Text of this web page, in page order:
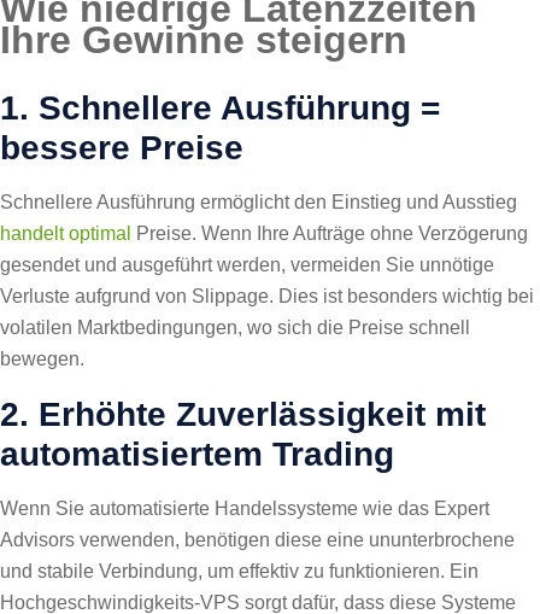
Wie niedrige Latenzzeiten
Ihre Gewinne steigern
1. Schnellere Ausführung =
bessere Preise
Schnellere Ausführung ermöglicht den Einstieg und Ausstieg
handelt optimal
Preise. Wenn Ihre Aufträge ohne Verzögerung
gesendet und ausgeführt werden, vermeiden Sie unnötige
Verluste aufgrund von Slippage. Dies ist besonders wichtig bei
volatilen Marktbedingungen, wo sich die Preise schnell
bewegen.
2. Erhöhte Zuverlässigkeit mit
automatisiertem Trading
Wenn Sie automatisierte Handelssysteme wie das Expert
Advisors verwenden, benötigen diese eine ununterbrochene
und stabile Verbindung, um effektiv zu funktionieren. Ein
Hochgeschwindigkeits-VPS sorgt dafür, dass diese Systeme